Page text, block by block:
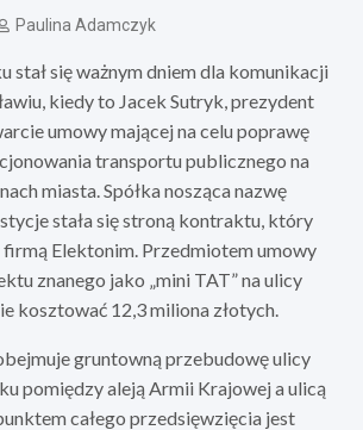
Paulina Adamczyk
stał się ważnym dniem dla komunikacji
kiedy to Jacek Sutryk, prezydent
umowy mającej na celu poprawę
transportu publicznego na
miasta. Spółka nosząca nazwę
stała się stroną kontraktu, który
firmą Elektonim. Przedmiotem umowy
znanego jako „mini TAT” na ulicy
kosztować 12,3 miliona złotych.
gruntowną przebudowę ulicy
pomiędzy aleją Armii Krajowej a ulicą
całego przedsięwzięcia jest